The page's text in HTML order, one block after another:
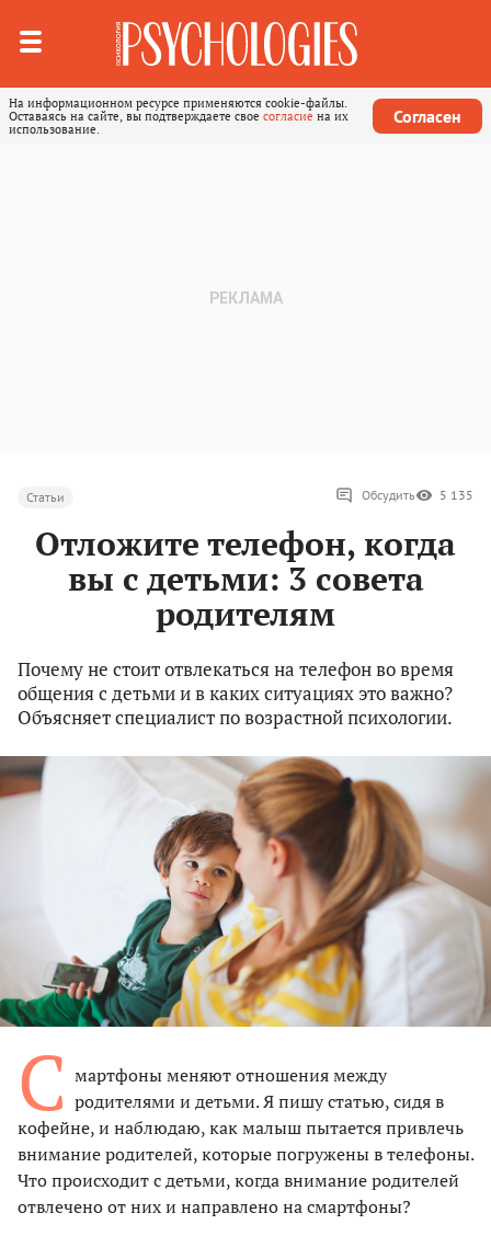
На информационном ресурсе применяются cookie-файлы.
Оставаясь на сайте, вы подтверждаете свое согласие на их
использование.
Согласен
Статьи Обсудить 5 135
Отложите телефон, когда
вы с детьми: 3 совета
родителям
Почему не стоит отвлекаться на телефон во время
общения с детьми и в каких ситуациях это важно?
Объясняет специалист по возрастной психологии.
С мартфоны меняют отношения между
родителями и детьми. Я пишу статью, сидя в
кофейне, и наблюдаю, как малыш пытается привлечь
внимание родителей, которые погружены в телефоны.
Что происходит с детьми, когда внимание родителей
отвлечено от них и направлено на смартфоны?